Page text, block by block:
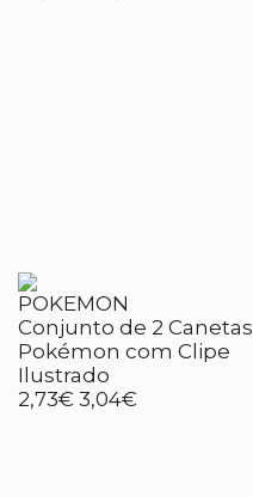
POKEMON
Conjunto de 2 Canetas
Pokémon com Clipe
Ilustrado
2,73€ 3,04€